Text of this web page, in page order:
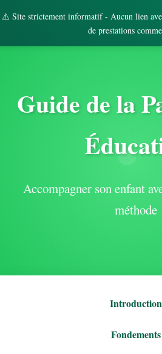
⚠️ Site strictement informatif - Aucun lien
de prestations
Guide de la
Accompagner son enfant
méthode
Introduction
Fondements